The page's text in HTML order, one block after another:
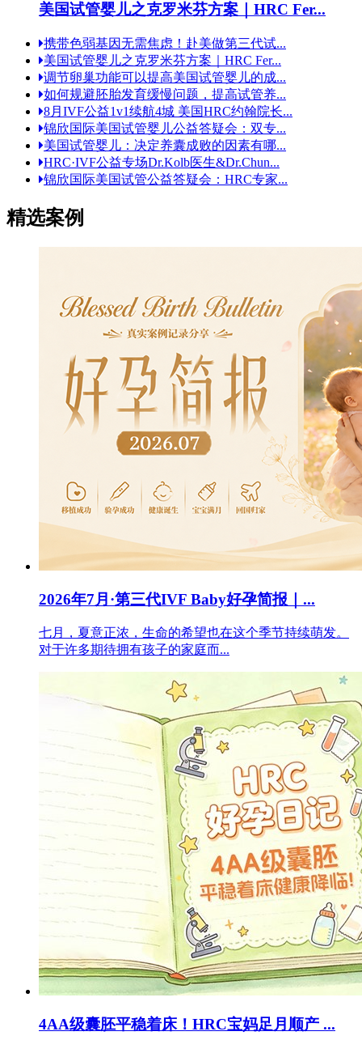
美国试管婴儿之克罗米芬方案｜HRC Fer...
携带色弱基因无需焦虑！赴美做第三代试...
美国试管婴儿之克罗米芬方案｜HRC Fer...
调节卵巢功能可以提高美国试管婴儿的成...
如何规避胚胎发育缓慢问题，提高试管养...
8月IVF公益1v1续航4城 美国HRC约翰院长...
锦欣国际美国试管婴儿公益答疑会：双专...
美国试管婴儿：决定养囊成败的因素有哪...
HRC·IVF公益专场Dr.Kolb医生&Dr.Chun...
锦欣国际美国试管公益答疑会：HRC专家...
精选案例
2026年7月·第三代IVF Baby好孕简报｜...
七月，夏意正浓，生命的希望也在这个季节持续萌发。
对于许多期待拥有孩子的家庭而...
4AA级囊胚平稳着床！HRC宝妈足月顺产 ...